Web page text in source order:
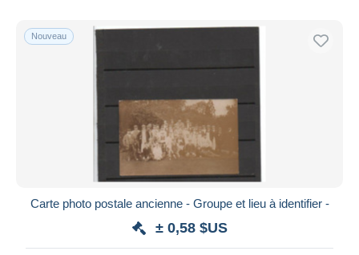
Nouveau
Carte photo postale ancienne - Groupe et lieu à identifier -
± 0,58 $US